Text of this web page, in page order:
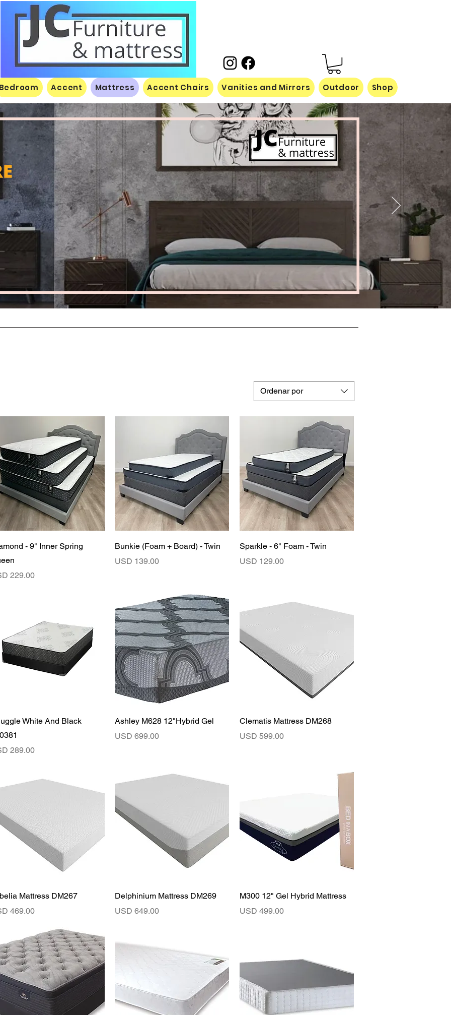
Bedroom Accent Mattress Accent Chairs Vanities and Mirrors Outdoor Shop
Ordenar por
Vista rápida
- 9" Inner Spring
229.00
Vista rápida
Bunkie (Foam + Board) - Twin
Precio
USD 139.00
Vista rápida
Sparkle - 6" Foam - Twin
Precio
USD 129.00
Vista rápida
White And Black
289.00
Vista rápida
Ashley M628 12"Hybrid Gel
Precio
USD 699.00
Vista rápida
Clematis Mattress DM268
Precio
USD 599.00
Vista rápida
Mattress DM267
469.00
Vista rápida
Delphinium Mattress DM269
Precio
USD 649.00
Vista rápida
M300 12" Gel Hybrid Mattress
Precio
USD 499.00